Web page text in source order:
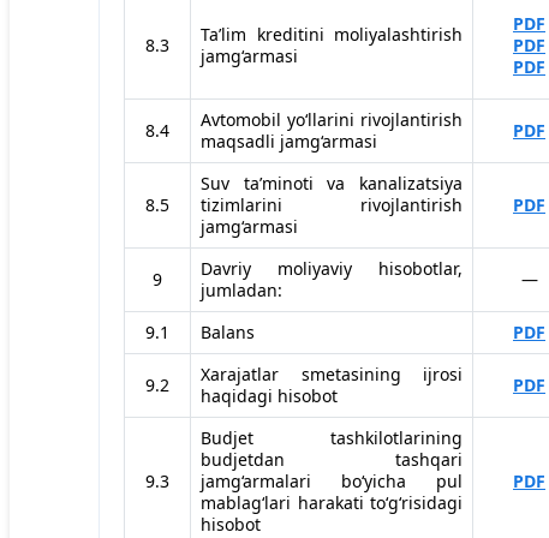
8.3
Taʼlim kreditini moliyalashtirish
jamg‘armasi
PDF
PDF
PDF
8.4
Avtomobil yo‘llarini rivojlantirish
maqsadli jamg‘armasi
PDF
8.5
Suv taʼminoti va kanalizatsiya
tizimlarini rivojlantirish
jamg‘armasi
PDF
9
Davriy moliyaviy hisobotlar,
jumladan:
—
9.1 Balans PDF
9.2
Xarajatlar smetasining ijrosi
haqidagi hisobot
PDF
9.3
Budjet tashkilotlarining
budjetdan tashqari
jamg‘armalari bo‘yicha pul
mablag‘lari harakati to‘g‘risidagi
hisobot
PDF